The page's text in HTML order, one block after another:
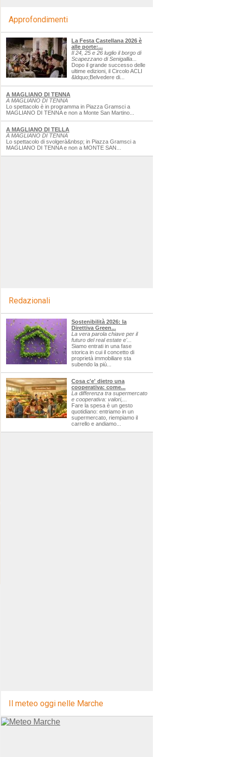
Approfondimenti
La Festa Castellana 2026 è
alle porte:...
Il 24, 25 e 26 luglio il borgo di
Scapezzano di Senigallia...
Dopo il grande successo delle
ultime edizioni, il Circolo ACLI
&ldquo;Belvedere di...
A MAGLIANO DI TENNA
A MAGLIANO DI TENNA
Lo spettacolo è in programma in Piazza Gramsci a
MAGLIANO DI TENNA e non a Monte San Martino...
A MAGLIANO DI TELLA
A MAGLIANO DI TENNA
Lo spettacolo di svolgerà&nbsp; in Piazza Gramsci a
MAGLIANO DI TENNA e non a MONTE SAN...
Redazionali
Sostenibilità 2026: la
Direttiva Green...
La vera parola chiave per il
futuro del real estate e'...
Siamo entrati in una fase
storica in cui il concetto di
proprietà immobiliare sta
subendo la più...
Cosa c'e' dietro una
cooperativa: come...
La differenza tra supermercato
e cooperativa: valori,...
Fare la spesa è un gesto
quotidiano: entriamo in un
supermercato, riempiamo il
carrello e andiamo...
Il meteo oggi nelle Marche